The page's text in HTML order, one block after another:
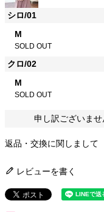
シロ/01
M
SOLD OUT
クロ/02
M
SOLD OUT
申し訳ございませ
返品・交換に関しまして
レビューを書く